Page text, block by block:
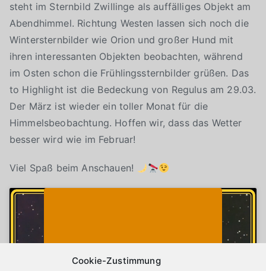
Cookie-Zustimmung
steht im Sternbild Zwillinge als auffälliges Objekt am
Abendhimmel. Richtung Westen lassen sich noch die
Wintersternbilder wie Orion und großer Hund mit
ihren interessanten Objekten beobachten, während
im Osten schon die Frühlingssternbilder grüßen. Das
to Highlight ist die Bedeckung von Regulus am 29.03.
Der März ist wieder ein toller Monat für die
Himmelsbeobachtung. Hoffen wir, dass das Wetter
besser wird wie im Februar!
Viel Spaß beim Anschauen!
Ich stimme zu